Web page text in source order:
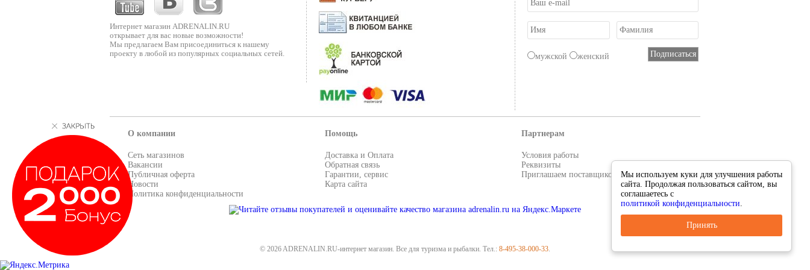
Интернет магазин ADRENALIN.RU
открывает для вас новые возможности!
Мы предлагаем Вам присоединиться к нашему
проекту в любой из популярных социальных сетей.
мужской женский
О компании
Сеть магазинов
Вакансии
Публичная оферта
Новости
Политика конфиденциальности
Помощь
Доставка и Оплата
Обратная связь
Гарантии, сервис
Карта сайта
Партнерам
Условия работы
Реквизиты
Приглашаем поставщиков
© 2026 ADRENALIN.RU-интернет магазин. Все для туризма и рыбалки. Тел.: 8-495-38-000-33.
Мы используем куки для улучшения работы
сайта. Продолжая пользоваться сайтом, вы
соглашаетесь с
политикой конфиденциальности.
Принять